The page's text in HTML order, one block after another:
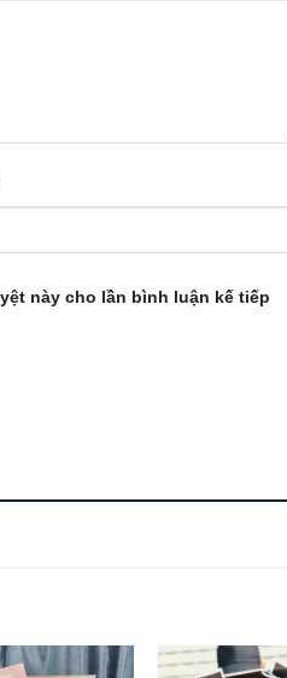
này cho lần bình luận kế tiếp